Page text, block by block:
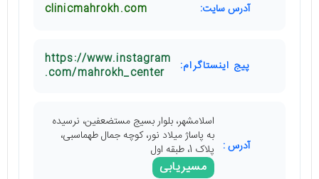
آدرس سایت: clinicmahrokh.com
پیج اینستاگرام:
https://www.instagram
.com/mahrokh_center
آدرس :
اسلامشهر، بلوار بسیج مستضعفین، نرسیده
به پاساژ میلاد نور، کوچه جمال طهماسبی،
پلاک 1، طبقه اول
مسیریابی